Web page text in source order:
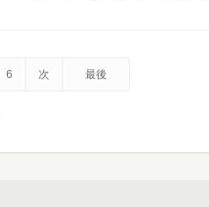
6 次 最後